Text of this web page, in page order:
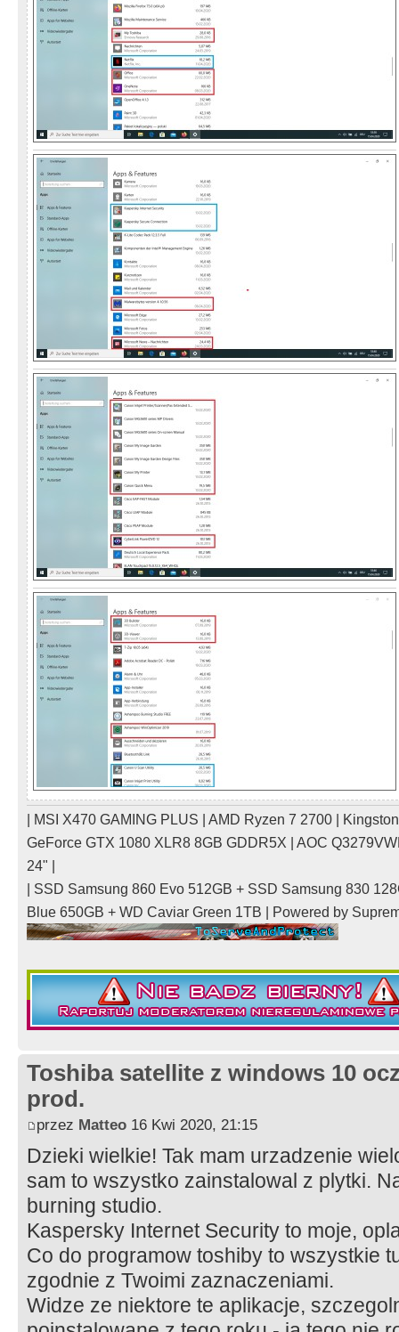
| MSI X470 GAMING PLUS | AMD Ryzen 7 2700 |
GeForce GTX 1080 XLR8 8GB GDDR5X | AOC
24" |
| SSD Samsung 860 Evo 512GB + SSD Samsung 830
Blue 650GB + WD Caviar Green 1TB | Powered by
Toshiba satellite z windows 10
prod.
przez Matteo 16 Kwi 2020, 21:15
Dzieki wielkie! Tak mam urzadzenie
sam to wszystko zainstalowal z plytki.
burning studio.
Kaspersky Internet Security to moje,
Co do programow toshiby to wszystkie
zgodnie z Twoimi zaznaczeniami.
Widze ze niektore te aplikacje,